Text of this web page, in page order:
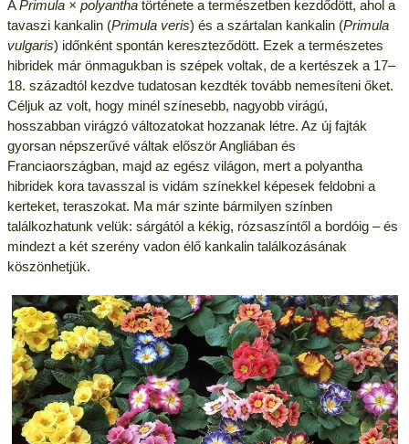
APrimula × polyanthatörténete a természetben kezdődött, ahol a
tavaszi kankalin (Primula veris) és a szártalan kankalin (Primula
vulgaris) időnként spontán kereszteződött. Ezek a természetes
hibridek már önmagukban is szépek voltak, de a kertészek a 17–
18. századtól kezdve tudatosan kezdték tovább nemesíteni őket.
Céljuk az volt, hogy minél színesebb, nagyobb virágú,
hosszabban virágzó változatokat hozzanak létre. Az új fajták
gyorsan népszerűvé váltak először Angliában és
Franciaországban, majd az egész világon, mert a polyantha
hibridek kora tavasszal is vidám színekkel képesek feldobni a
kerteket, teraszokat. Ma már szinte bármilyen színben
találkozhatunk velük: sárgától a kékig, rózsaszíntől a bordóig – és
mindezt a két szerény vadon élő kankalin találkozásának
köszönhetjük.